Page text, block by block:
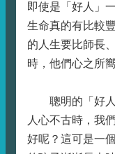
即使是「好人」
生命真的有比較
的人生要比師長
時，他們心之所
聰明的「好人
人心不古時，我
好呢？這可是一